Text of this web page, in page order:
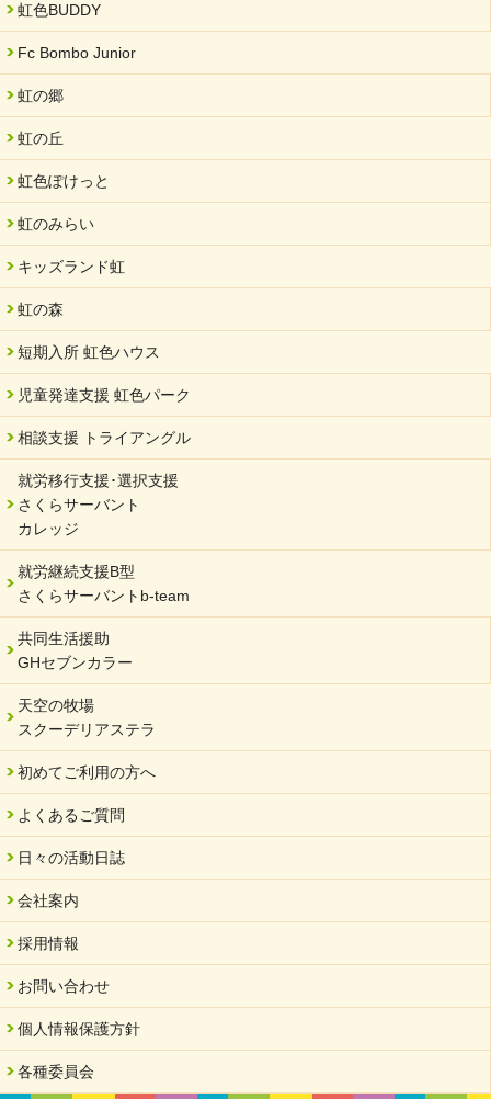
虹色BUDDY
Fc Bombo Junior
虹の郷
虹の丘
虹色ぽけっと
虹のみらい
キッズランド虹
虹の森
短期入所 虹色ハウス
児童発達支援 虹色パーク
相談支援 トライアングル
就労移行支援･選択支援
さくらサーバント
カレッジ
就労継続支援B型
さくらサーバントb-team
共同生活援助
GHセブンカラー
天空の牧場
スクーデリアステラ
初めてご利用の方へ
よくあるご質問
日々の活動日誌
会社案内
採用情報
お問い合わせ
個人情報保護方針
各種委員会